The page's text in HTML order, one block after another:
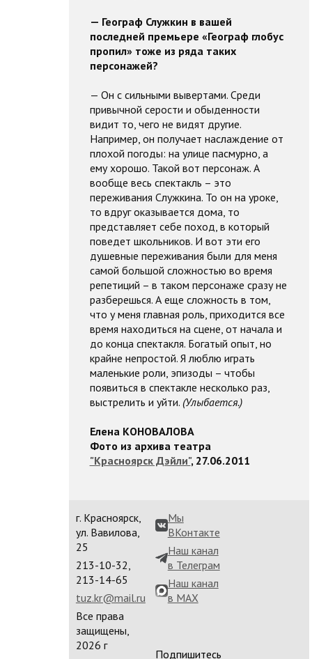
— Географ Служкин в вашей
последней премьере «Географ глобус
пропил» тоже из ряда таких
персонажей?
— Он с сильными вывертами. Среди
привычной серости и обыденности
видит то, чего не видят другие.
Например, он получает наслаждение от
плохой погоды: на улице пасмурно, а
ему хорошо. Такой вот персонаж. А
вообще весь спектакль – это
переживания Служкина. То он на уроке,
то вдруг оказывается дома, то
представляет себе поход, в который
поведет школьников. И вот эти его
душевные переживания были для меня
самой большой сложностью во время
репетиций – в таком персонаже сразу не
разберешься. А еще сложность в том,
что у меня главная роль, приходится все
время находиться на сцене, от начала и
до конца спектакля. Богатый опыт, но
крайне непростой. Я люблю играть
маленькие роли, эпизоды – чтобы
появиться в спектакле несколько раз,
выстрелить и уйти. (Улыбается.)
Елена КОНОВАЛОВА
Фото из архива театра
"Красноярск Дэйли", 27.06.2011
г. Красноярск,
ул. Вавилова,
25
213-10-32,
213-14-65
tuz.kr@mail.ru
Все права
защищены,
2026 г
Мы
ВКонтакте
Наш канал
в Телеграм
Наш канал
в MAX
Подпишитесь